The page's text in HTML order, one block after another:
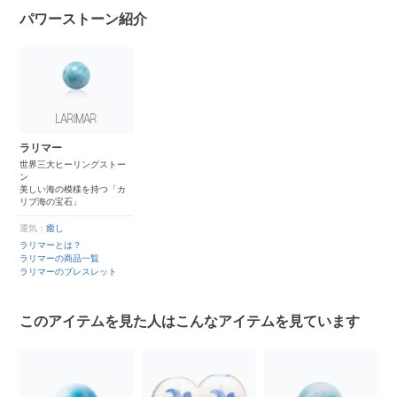
パワーストーン紹介
ラリマー
世界三大ヒーリングストー
ン
美しい海の模様を持つ「カ
リブ海の宝石」
運気：癒し
ラリマーとは？
ラリマーの商品一覧
ラリマーのブレスレット
このアイテムを見た人はこんなアイテムを見ています